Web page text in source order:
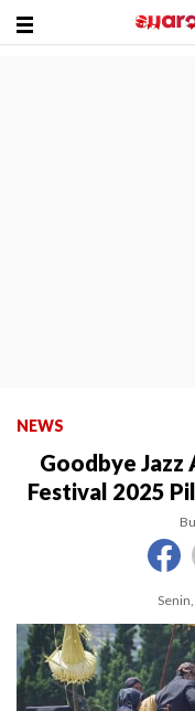
NEWS
Goodbye Jazz
Festival 2025